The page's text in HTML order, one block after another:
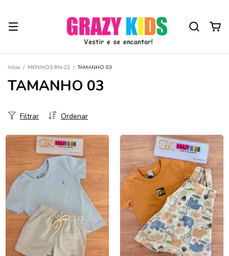
Início / MENINOS RN-22 / TAMANHO 03
TAMANHO 03
Ordenar
Filtrar